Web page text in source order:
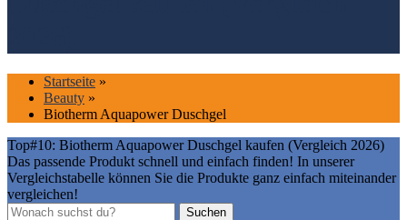
Startseite »
Beauty »
Biotherm Aquapower Duschgel
Top#10: Biotherm Aquapower Duschgel kaufen (Vergleich 2026)
Das passende Produkt schnell und einfach finden! In unserer
Vergleichstabelle können Sie die Produkte ganz einfach miteinander
vergleichen!
Suchen
Suchen